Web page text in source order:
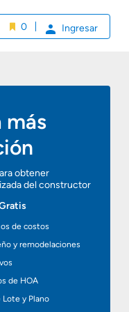
0 Ingresar
más
obtener
del constructor
de costos
y remodelaciones
de HOA
Lote y Plano